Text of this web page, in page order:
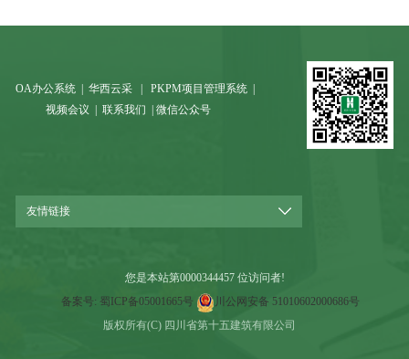
OA办公系统 华西云采 PKPM项目管理系统
视频会议
联系我们 微信公众号
友情链接
您是本站第0000344457 位访问者!
备案号: 蜀ICP备05001665号
川公网安备 51010602000686号
版权所有(C) 四川省第十五建筑有限公司